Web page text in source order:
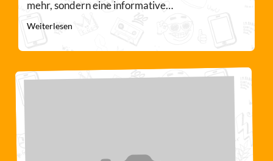
mehr, sondern eine informative…
Weiterlesen